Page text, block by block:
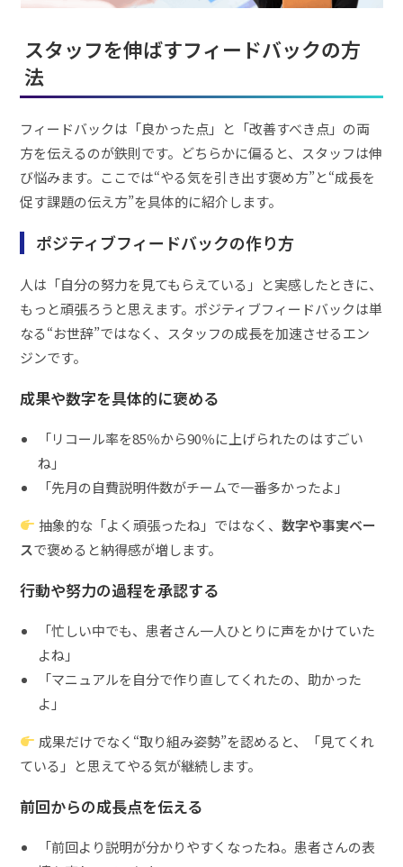
スタッフを伸ばすフィードバックの方
法
フィードバックは「良かった点」と「改善すべき点」の両
方を伝えるのが鉄則です。どちらかに偏ると、スタッフは伸
び悩みます。ここでは“やる気を引き出す褒め方”と“成長を
促す課題の伝え方”を具体的に紹介します。
ポジティブフィードバックの作り方
人は「自分の努力を見てもらえている」と実感したときに、
もっと頑張ろうと思えます。ポジティブフィードバックは単
なる“お世辞”ではなく、スタッフの成長を加速させるエン
ジンです。
成果や数字を具体的に褒める
「リコール率を85％から90％に上げられたのはすごい
ね」
「先月の自費説明件数がチームで一番多かったよ」
抽象的な「よく頑張ったね」ではなく、 数字や事実ベー
スで褒めると納得感が増します。
行動や努力の過程を承認する
「忙しい中でも、患者さん一人ひとりに声をかけていた
よね」
「マニュアルを自分で作り直してくれたの、助かった
よ」
成果だけでなく“取り組み姿勢”を認めると、「見てくれ
ている」と思えてやる気が継続します。
前回からの成長点を伝える
「前回より説明が分かりやすくなったね。患者さんの表